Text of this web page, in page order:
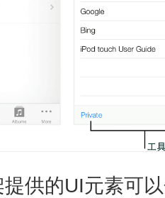
提供的UI元素可